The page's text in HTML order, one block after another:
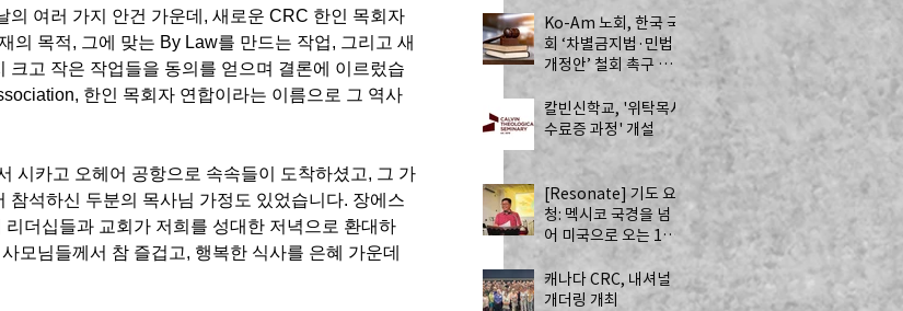
의 여러 가지 안건 가운데, 새로운 CRC 한인 목회자
의 목적, 그에 맞는 By Law를 만드는 작업, 그리고 새
크고 작은 작업들을 동의를 얻으며 결론에 이르렀습
한인 목회자 연합이라는 이름으로 그 역사
시카고 오헤어 공항으로 속속들이 도착하셨고, 그 가
참석하신 두분의 목사님 가정도 있었습니다. 장에스
더십들과 교회가 저희를 성대한 저녁으로 환대하
모님들께서 참 즐겁고, 행복한 식사를 은혜 가운데
Ko-Am 노회, 한국 국
회 ‘차별금지법·민법
개정안’ 철회 촉구 성
칼빈신학교, '위탁목사
수료증 과정' 개설
[Resonate] 기도 요
청: 멕시코 국경을 넘
어 미국으로 오는 13
명의 자원봉사자 - 하
나님의 치유를 전하는
사역
캐나다 CRC, 내셔널
개더링 개최